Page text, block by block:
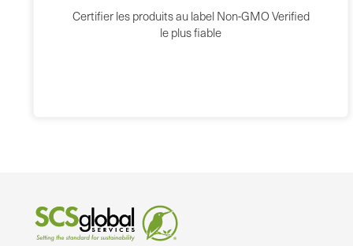
Certifier les produits au label Non-GMO Verified
le plus fiable